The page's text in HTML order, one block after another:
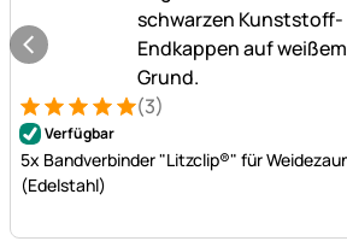
Bewertung: 5 von 5 (3 Bewertungen)
3 Bewertungen
(3)
Verfügbar
5x Bandverbinder "Litzclip®" für
(Edelstahl)